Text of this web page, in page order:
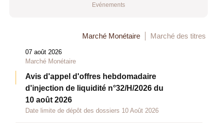
Evénements
Marché Monétaire Marché des titres
07 août 2026
Marché Monétaire
Avis d'appel d'offres hebdomadaire
d'injection de liquidité n°32/H/2026 du
10 août 2026
Date limite de dépôt des dossiers 10 Août 2026